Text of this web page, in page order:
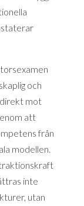
och
mot
att
från
modellen.
inte
utan